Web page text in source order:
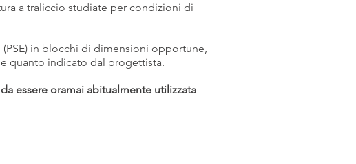
a traliccio studiate per condizioni di
in blocchi di dimensioni opportune,
quanto indicato dal progettista.
essere oramai abitualmente utilizzata